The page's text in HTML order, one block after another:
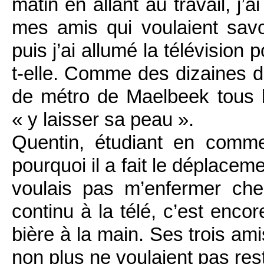
matin en allant au travail,
mes amis qui voulaient
puis j’ai allumé la télévision
t-elle. Comme des dizaines
de métro de Maelbeek tous
« y laisser sa peau ».
Quentin, étudiant en
pourquoi il a fait le
voulais pas m’enfermer
continu à la télé, c’est
bière à la main. Ses trois
non plus ne voulaient pas